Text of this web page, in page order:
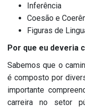
Inferência
Coesão e
Figuras de
Por que eu deveria
Sabemos que o
é composto por
importante
carreira no setor